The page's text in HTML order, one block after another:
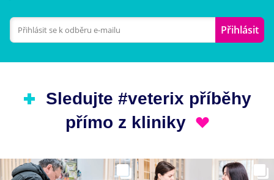
Přihlásit
Sledujte #veterix příběhy
přímo z kliniky